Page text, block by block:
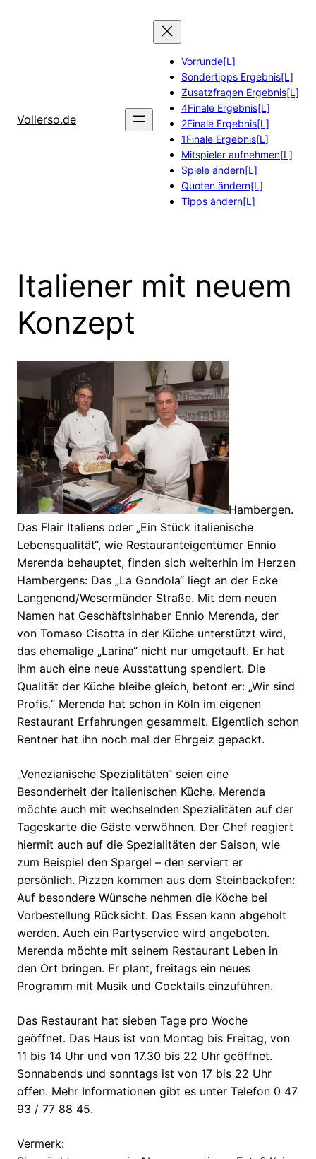
Vollerso.de
Vorrunde[L]
Sondertipps Ergebnis[L]
Zusatzfragen Ergebnis[L]
4Finale Ergebnis[L]
2Finale Ergebnis[L]
1Finale Ergebnis[L]
Mitspieler aufnehmen[L]
Spiele ändern[L]
Quoten ändern[L]
Tipps ändern[L]
Italiener mit neuem
Konzept
Hambergen.
Das Flair Italiens oder „Ein Stück italienische
Lebensqualität“, wie Restauranteigentümer Ennio
Merenda behauptet, finden sich weiterhin im Herzen
Hambergens: Das „La Gondola“ liegt an der Ecke
Langenend/Wesermünder Straße. Mit dem neuen
Namen hat Geschäftsinhaber Ennio Merenda, der
von Tomaso Cisotta in der Küche unterstützt wird,
das ehemalige „Larina“ nicht nur umgetauft. Er hat
ihm auch eine neue Ausstattung spendiert. Die
Qualität der Küche bleibe gleich, betont er: „Wir sind
Profis.“ Merenda hat schon in Köln im eigenen
Restaurant Erfahrungen gesammelt. Eigentlich schon
Rentner hat ihn noch mal der Ehrgeiz gepackt.
„Venezianische Spezialitäten“ seien eine
Besonderheit der italienischen Küche. Merenda
möchte auch mit wechselnden Spezialitäten auf der
Tageskarte die Gäste verwöhnen. Der Chef reagiert
hiermit auch auf die Spezialitäten der Saison, wie
zum Beispiel den Spargel – den serviert er
persönlich. Pizzen kommen aus dem Steinbackofen:
Auf besondere Wünsche nehmen die Köche bei
Vorbestellung Rücksicht. Das Essen kann abgeholt
werden. Auch ein Partyservice wird angeboten.
Merenda möchte mit seinem Restaurant Leben in
den Ort bringen. Er plant, freitags ein neues
Programm mit Musik und Cocktails einzuführen.
Das Restaurant hat sieben Tage pro Woche
geöffnet. Das Haus ist von Montag bis Freitag, von
11 bis 14 Uhr und von 17.30 bis 22 Uhr geöffnet.
Sonnabends und sonntags ist von 17 bis 22 Uhr
offen. Mehr Informationen gibt es unter Telefon 0 47
93 / 77 88 45.
Vermerk: